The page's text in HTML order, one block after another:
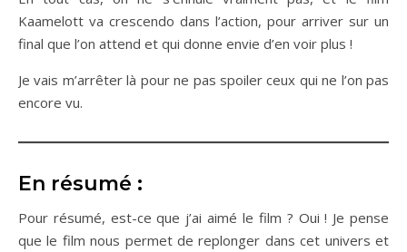
Kaamelott va crescendo dans l’action, pour arriver sur un
final que l’on attend et qui donne envie d’en voir plus !
Je vais m’arrêter là pour ne pas spoiler ceux qui ne l’on pas
encore vu.
En résumé :
Pour résumé, est-ce que j’ai aimé le film ? Oui ! Je pense
que le film nous permet de replonger dans cet univers et